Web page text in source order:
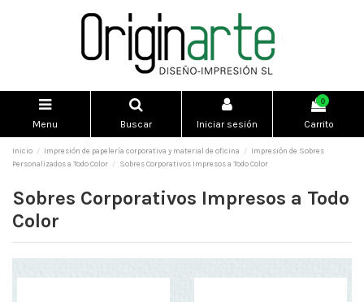
Menu Buscar Iniciar sesión
0
Carrito
Inicio Impresión de papelería corporativa y material de oficina
Impresión de Sobres
Personalizados a Todo Color
Sobres Corporativos Impresos a Todo Color
Sobres Corporativos Impresos a Todo
Color